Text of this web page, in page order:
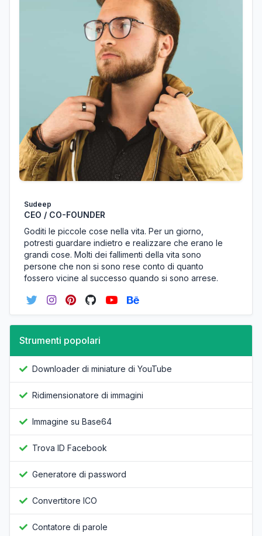
Sudeep
CEO / CO-FOUNDER
Goditi le piccole cose nella vita. Per un giorno,
potresti guardare indietro e realizzare che erano le
grandi cose. Molti dei fallimenti della vita sono
persone che non si sono rese conto di quanto
fossero vicine al successo quando si sono arrese.
Strumenti popolari
Downloader di miniature di YouTube
Ridimensionatore di immagini
Immagine su Base64
Trova ID Facebook
Generatore di password
Convertitore ICO
Contatore di parole